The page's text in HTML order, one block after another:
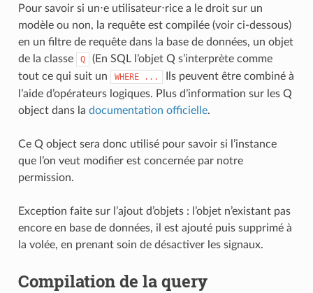
Pour savoir si un⋅e utilisateur⋅rice a le droit sur un
modèle ou non, la requête est compilée (voir ci-dessous)
en un filtre de requête dans la base de données, un objet
de la classe
Q
(En SQL l’objet Q s’interprète comme
tout ce qui suit un
WHERE ...
Ils peuvent être combiné à
l’aide d’opérateurs logiques. Plus d’information sur les Q
object dans la documentation officielle.
Ce Q object sera donc utilisé pour savoir si l’instance
que l’on veut modifier est concernée par notre
permission.
Exception faite sur l’ajout d’objets : l’objet n’existant pas
encore en base de données, il est ajouté puis supprimé à
la volée, en prenant soin de désactiver les signaux.
Compilation de la query